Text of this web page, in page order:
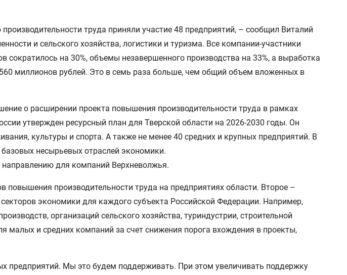
труда приняли участие 48 предприятий, – сообщил Виталий
и сельского хозяйства, логистики и туризма. Все компании-участники
сократилось на 30%, объемы незавершенного производства на 33%, а выработка
миллионов рублей. Это в семь раза больше, чем общий объем вложенных в
о расширении проекта повышения производительности труда в рамках
утвержден ресурсный план для Тверской области на 2026-2030 годы. Он
культуры и спорта. А также не менее 40 средних и крупных предприятий. В
базовых несырьевых отраслей экономики.
для компаний Верхневолжья.
производительности труда на предприятиях области. Второе –
экономики для каждого субъекта Российской Федерации. Например,
организаций сельского хозяйства, туриндустрии, строительной
малых и средних компаний за счет снижения порога вхождения в проекты,
предприятий. Мы это будем поддерживать. При этом увеличивать поддержку